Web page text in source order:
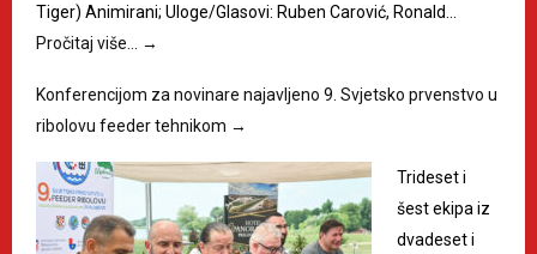
Tiger) Animirani; Uloge/Glasovi: Ruben Carović, Ronald…
Pročitaj više…
→
Konferencijom za novinare najavljeno 9. Svjetsko prvenstvo u
ribolovu feeder tehnikom →
Trideset i
šest ekipa iz
dvadeset i